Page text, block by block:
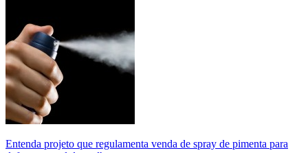
Entenda projeto que regulamenta venda de spray de pimenta para